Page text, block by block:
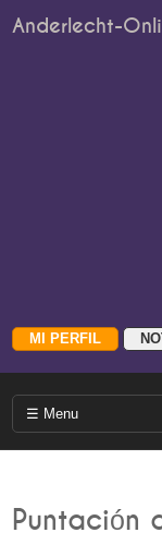
Anderlecht-
Puntación